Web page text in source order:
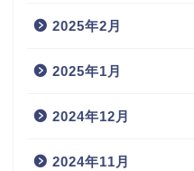
2025年2月
2025年1月
2024年12月
2024年11月